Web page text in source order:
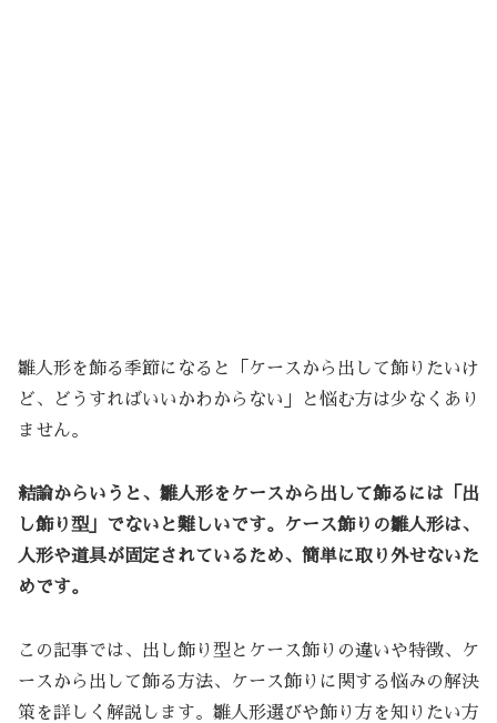
雛人形を飾る季節になると「ケースから出して飾りたいけ
ど、どうすればいいかわからない」と悩む方は少なくあり
ません。
結論からいうと、雛人形をケースから出して飾るには「出
し飾り型」でないと難しいです。ケース飾りの雛人形は、
人形や道具が固定されているため、簡単に取り外せないた
めです。
この記事では、出し飾り型とケース飾りの違いや特徴、ケ
ースから出して飾る方法、ケース飾りに関する悩みの解決
策を詳しく解説します。雛人形選びや飾り方を知りたい方